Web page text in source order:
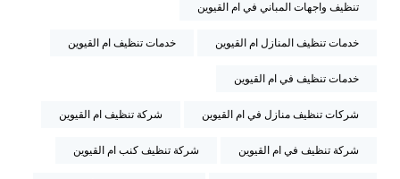
تنظيف واجهات المباني في ام القيوين
خدمات تنظيف المنازل ام القيوين خدمات تنظيف ام القيوين
خدمات تنظيف في ام القيوين
شركات تنظيف منازل في ام القيوين شركة تنظيف ام القيوين
شركة تنظيف في ام القيوين شركة تنظيف كنب ام القيوين